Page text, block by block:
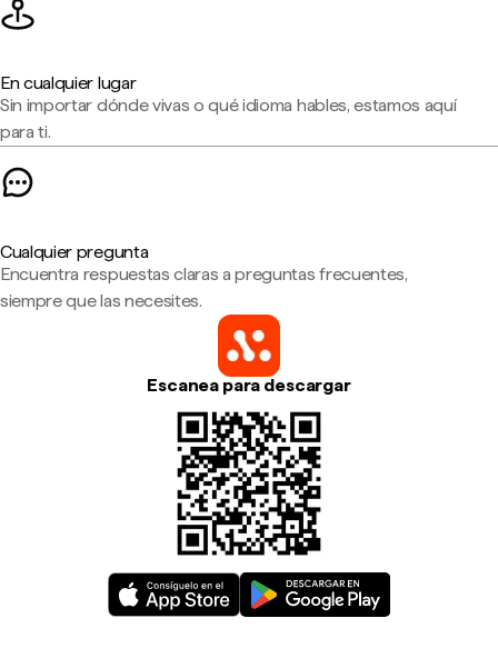
En cualquier lugar
Sin importar dónde vivas o qué idioma hables, estamos aquí
para ti.
Cualquier pregunta
Encuentra respuestas claras a preguntas frecuentes,
siempre que las necesites.
Escanea para descargar